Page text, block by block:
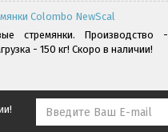
Colombo NewScal
стремянки. Производство -
- 150 кг! Скоро в наличии!